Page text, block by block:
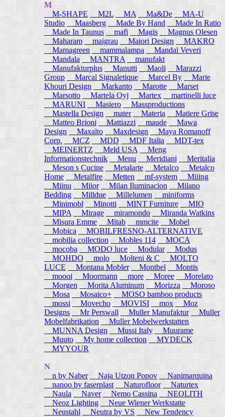
M
M-SHAPE
M2L MA Ma&De
MA-U
Studio
Maasberg Made By Hand
Made In Ratio
Made In Taunus
mafi Magis
Magnus Olesen
Maharam
maigrau Maiori Design
MAKRO
Mamagreen
mammalampa
Mandal Veveri
Mandala
MANTRA
manufakt
Manufakturplus
Manutti Maoli
Marazzi
Group
Marcal Signaletique Marcel By
Marie
Khouri Design
Markanto Marotte
Marset
Marsotto
Martela Oyj Martex
martinelli luce
MARUNI
Masiero
Massproductions
Mastella Design
mater Materia
Matiere Grise
Matteo Brioni
Mattiazzi maude
Mawa
Design
Maxalto Maxdesign
Maya Romanoff
Corp.
MCZ MDD MDF Italia
MDT-tex
MEINERTZ
Meld USA
Meng
Informationstechnik
Menu Meridiani
Meritalia
Meson s Cucine
Metalarte Metalco
Metalco
Home Metalfire Metten mf-system
Miiing
Miinu
Miior Milan Iluminacion
Milano
Bedding
Milldue Millelumen
miniforms
Minimobl Minotti MINT Furniture
MIO
MIPA
Mirage miramondo
Miranda Watkins
Misura Emme
Mitab mmcite
Mobel
Mobica
MOBILFRESNO-ALTERNATIVE
mobilia collection
Mobles 114
MOCA
mocoba
MODO luce Modular
Modus
MOHDO
molo Molteni & C
MOLTO
LUCE
Montana Mobler Montbel
Montis
moooi
Moormann more Moree
Morelato
Morgen
Morita Aluminum Morizza
Moroso
Mosa
Mosaico+
MOSO bamboo products
mossi
Movecho MOVISI mox
Moz
Designs
Mr Perswall Muller Manufaktur
Muller
Mobelfabrikation
Muller Mobelwerkstatten
MUNNA Design
Mussi Italy
Muurame
Muuto My home collection
MYDECK
MYYOUR
N
n by Naber
Naja Utzon Popov
Nanimarquina
nanoo by faserplast
Naturofloor
Naturtex
Naula
Naver Nemo Cassina
NEOLITH
Neoz Lighting
Neue Wiener Werkstatte
Neustahl
Neutra by VS
New Tendency